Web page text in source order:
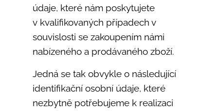
údaje, které nám poskytujete
v kvalifikovaných případech v
souvislosti se zakoupením námi
nabízeného a prodávaného zboží.
Jedná se tak obvykle o následující
identifikační osobní údaje, které
nezbytně potřebujeme k realizaci